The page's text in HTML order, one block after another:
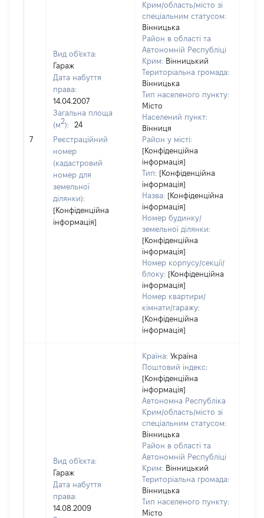
7
Вид об'єкта:
Гараж
Дата набуття
права:
14.04.2007
Загальна площа
(м2):
24
Реєстраційний
номер
(кадастровий
номер для
земельної
ділянки):
[Конфіденційна
інформація]
Крим/область/місто зі
спеціальним статусом:
Вінницька
Район в області та
Автономній Республіці
Крим: Вінницький
Територіальна громада:
Вінницька
Тип населеного пункту:
Місто
Населений пункт:
Вінниця
Район у місті:
[Конфіденційна
інформація]
Тип: [Конфіденційна
інформація]
Назва: [Конфіденційна
інформація]
Номер будинку/
земельної ділянки:
[Конфіденційна
інформація]
Номер корпусу/секції/
блоку: [Конфіденційна
інформація]
Номер квартири/
кімнати/гаражу:
[Конфіденційна
інформація]
Вид об'єкта:
Гараж
Дата набуття
права:
14.08.2009
Країна: Україна
Поштовий індекс:
[Конфіденційна
інформація]
Автономна Республіка
Крим/область/місто зі
спеціальним статусом:
Вінницька
Район в області та
Автономній Республіці
Крим: Вінницький
Територіальна громада:
Вінницька
Тип населеного пункту:
Місто